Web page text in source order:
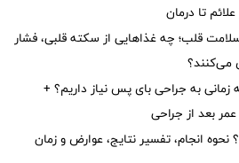
تا درمان
قلب؛ چه غذاهایی از سکته قلبی، فشار
می‌کنند؟
به جراحی بای پس نیاز داریم؟ +
بعد از جراحی
انجام، تفسیر نتایج، عوارض و زمان